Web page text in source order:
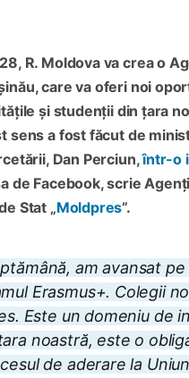
R. Moldova va crea o
care va oferi noi
și studenții din țara
sens a fost făcut de
Dan Perciun,într-o
de Facebook, scrie
Stat „Moldpres”.
am avansat
Erasmus+. Colegii
Este un domeniu de
noastră, este o
de aderare la